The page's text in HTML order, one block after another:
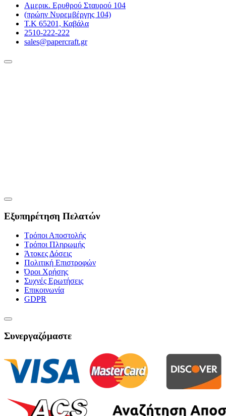
Αμερικ. Ερυθρού Σταυρού 104
(πρώην Νυρεμβέργης 104)
Τ.Κ 65201, Καβάλα
2510-222-222
sales@papercraft.gr
Εξυπηρέτηση Πελατών
Τρόποι Αποστολής
Τρόποι Πληρωμής
Άτοκες Δόσεις
Πολιτική Επιστροφών
Όροι Χρήσης
Συχνές Ερωτήσεις
Επικοινωνία
GDPR
Συνεργαζόμαστε